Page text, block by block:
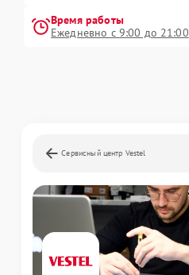
Время работы
Ежедневно с 9:00 до 21:00
Сервисный центр Vestel